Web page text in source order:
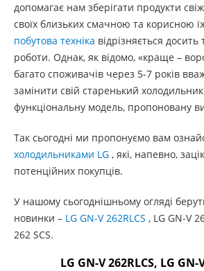
допомагає нам зберігати продукти
своїх близьких смачною та корисною
побутова техніка відрізняється
роботи. Однак, як відомо, «краще –
багато споживачів через 5-7 років
замінити свій старенький
функціональну модель, пропоновану
Так сьогодні ми пропонуємо вам
холодильниками LG , які, напевно,
потенційних покупців.
У нашому сьогоднішньому огляді
новинки – LG GN-V 262RLCS , LG GN-V
262 SCS.
LG GN-V 262RLCS, LG GN-